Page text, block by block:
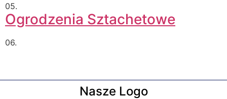
05.
Ogrodzenia Sztachetowe
06.
Nasze Logo